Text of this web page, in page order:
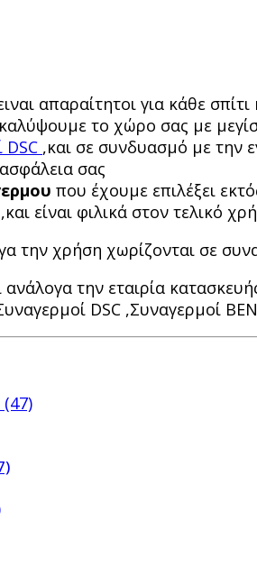
απαραίτητοι για κάθε
το χώρο σας με
DSC ,και σε συνδυασμό με την
σας
που έχουμε επιλέξει
,και είναι φιλικά στον τελικό
την χρήση χωρίζονται σε
ανάλογα την εταιρία
DSC ,Συναγερμοί